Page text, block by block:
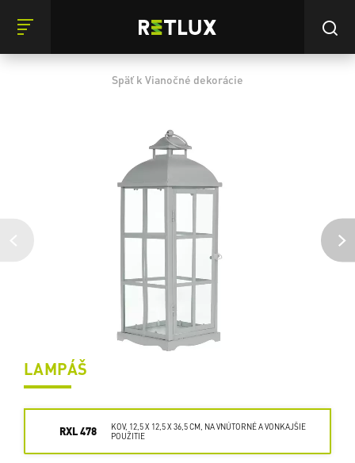
Späť k Vianočné dekorácie
LAMPÁŠ
RXL 478
KOV, 12,5 X 12,5 X 36,5 CM, NA VNÚTORNÉ A VONKAJŠIE
POUŽITIE